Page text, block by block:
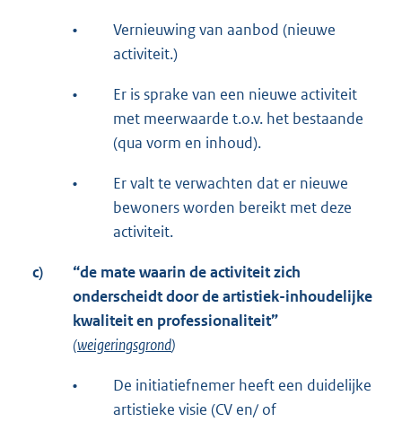
•
Vernieuwing van aanbod (nieuwe
activiteit.)
•
Er is sprake van een nieuwe activiteit
met meerwaarde t.o.v. het bestaande
(qua vorm en inhoud).
•
Er valt te verwachten dat er nieuwe
bewoners worden bereikt met deze
activiteit.
c)
“de mate waarin de activiteit zich
onderscheidt door de artistiek-inhoudelijke
kwaliteit en professionaliteit”
(weigeringsgrond)
•
De initiatiefnemer heeft een duidelijke
artistieke visie (CV en/ of